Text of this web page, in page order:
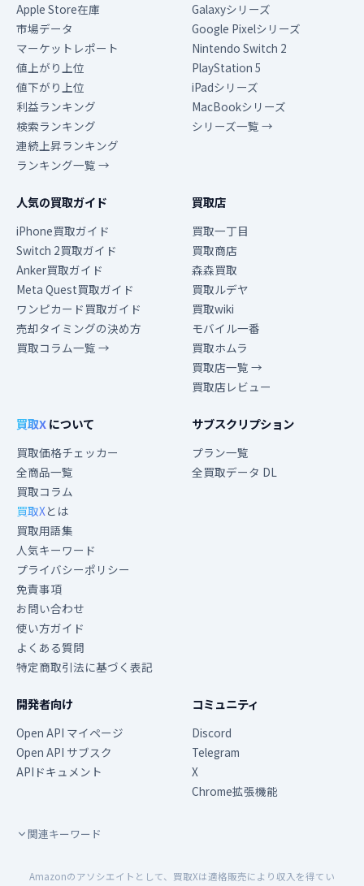
Apple Store在庫
市場データ
マーケットレポート
値上がり上位
値下がり上位
利益ランキング
検索ランキング
連続上昇ランキング
ランキング一覧 →
Galaxyシリーズ
Google Pixelシリーズ
Nintendo Switch 2
PlayStation 5
iPadシリーズ
MacBookシリーズ
シリーズ一覧 →
人気の買取ガイド
iPhone買取ガイド
Switch 2買取ガイド
Anker買取ガイド
Meta Quest買取ガイド
ワンピカード買取ガイド
売却タイミングの決め方
買取コラム一覧 →
買取店
買取一丁目
買取商店
森森買取
買取ルデヤ
買取wiki
モバイル一番
買取ホムラ
買取店一覧 →
買取店レビュー
買取Xについて
買取価格チェッカー
全商品一覧
買取コラム
買取Xとは
買取用語集
人気キーワード
プライバシーポリシー
免責事項
お問い合わせ
使い方ガイド
よくある質問
特定商取引法に基づく表記
サブスクリプション
プラン一覧
全買取データ DL
開発者向け
Open API マイページ
Open API サブスク
APIドキュメント
コミュニティ
Discord
Telegram
X
Chrome拡張機能
関連キーワード
Amazonのアソシエイトとして、買取Xは適格販売により収入を得てい